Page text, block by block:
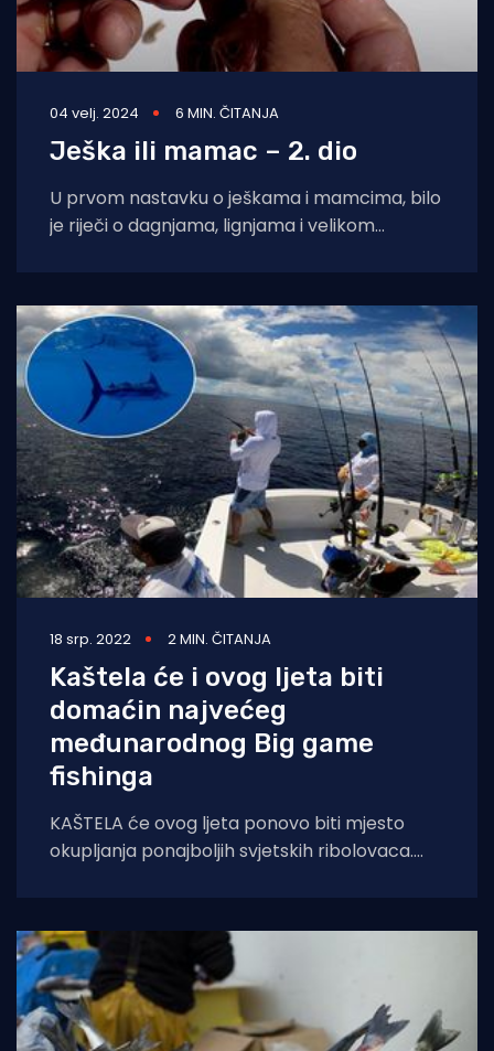
04 velj. 2024 6 MIN. ČITANJA
Ješka ili mamac – 2. dio
U prvom nastavku o ješkama i mamcima, bilo
je riječi o dagnjama, lignjama i velikom
18 srp. 2022 2 MIN. ČITANJA
Kaštela će i ovog ljeta biti
domaćin najvećeg
međunarodnog Big game
fishinga
KAŠTELA će ovog ljeta ponovo biti mjesto
okupljanja ponajboljih svjetskih ribolovaca.